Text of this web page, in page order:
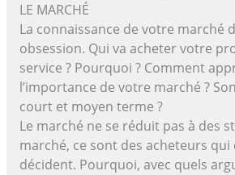
LE MARCHÉ
La connaissance de votre marché
obsession. Qui va acheter votre
service ? Pourquoi ? Comment
l’importance de votre marché ?
court et moyen terme ?
Le marché ne se réduit pas à des
marché, ce sont des acheteurs
décident. Pourquoi, avec quels